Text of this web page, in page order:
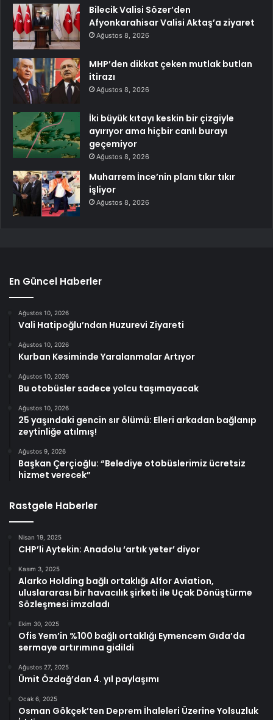
Bilecik Valisi Sözer’den
Afyonkarahisar Valisi Aktaş’a ziyaret
Ağustos 8, 2026
MHP’den dikkat çeken mutlak butlan
itirazı
Ağustos 8, 2026
İki büyük kıtayı keskin bir çizgiyle
ayırıyor ama hiçbir canlı burayı
geçemiyor
Ağustos 8, 2026
Muharrem İnce’nin planı tıkır tıkır
işliyor
Ağustos 8, 2026
En Güncel Haberler
Ağustos 10, 2026
Vali Hatipoğlu’ndan Huzurevi Ziyareti
Ağustos 10, 2026
Kurban Kesiminde Yaralanmalar Artıyor
Ağustos 10, 2026
Bu otobüsler sadece yolcu taşımayacak
Ağustos 10, 2026
25 yaşındaki gencin sır ölümü: Elleri arkadan bağlanıp
zeytinliğe atılmış!
Ağustos 9, 2026
Başkan Çerçioğlu: “Belediye otobüslerimiz ücretsiz
hizmet verecek”
Rastgele Haberler
Nisan 19, 2025
CHP’li Aytekin: Anadolu ‘artık yeter’ diyor
Kasım 3, 2025
Alarko Holding bağlı ortaklığı Alfor Aviation,
uluslararası bir havacılık şirketi ile Uçak Dönüştürme
Sözleşmesi imzaladı
Ekim 30, 2025
Ofis Yem’in %100 bağlı ortaklığı Eymencem Gıda’da
sermaye artırımına gidildi
Ağustos 27, 2025
Ümit Özdağ’dan 4. yıl paylaşımı
Ocak 6, 2025
Osman Gökçek’ten Deprem İhaleleri Üzerine Yolsuzluk